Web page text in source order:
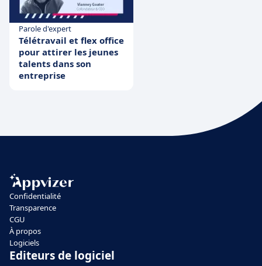
Parole d'expert
Télétravail et flex office
pour attirer les jeunes
talents dans son
entreprise
Confidentialité
Transparence
CGU
À propos
Logiciels
Editeurs de logiciel